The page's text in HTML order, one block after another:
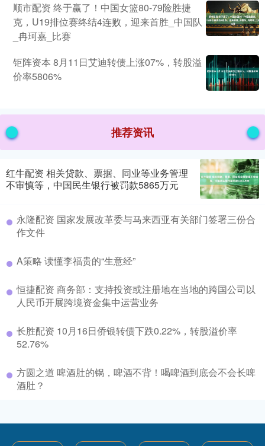
顺市配资 终于赢了！中国女篮80-79险胜捷
克，U19排位赛终结4连败，迎来首胜_中国队
_冉珂嘉_比赛
钜阵资本 8月11日艾迪转债上涨07%，转股溢
价率5806%
推荐资讯
红牛配资 相关贷款、票据、同业等业务管理
不审慎等，中国民生银行被罚款5865万元
永隆配资 国家发展改革委与马来西亚有关部门签署三份合
作文件
A策略 读懂李福贵的“生意经”
恒捷配资 商务部：支持投资或注册地在当地的跨国公司以
人民币开展跨境资金集中运营业务
长胜配资 10月16日侨银转债下跌0.22%，转股溢价率
52.76%
方圆之道 啤酒肚的锅，啤酒不背！喝啤酒到底会不会长啤
酒肚？